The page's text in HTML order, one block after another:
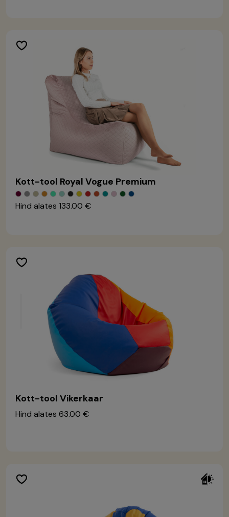
Kott-tool Royal Vogue Premium
Hind alates 133.00 €
Kott-tool Vikerkaar
Hind alates 63.00 €